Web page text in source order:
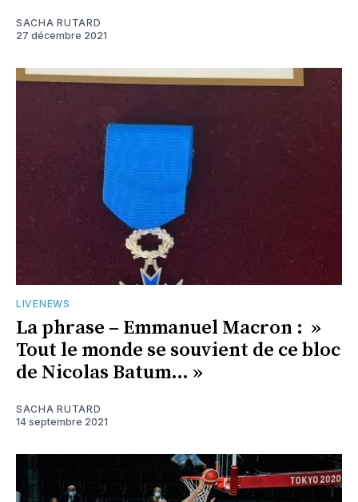
SACHA RUTARD
27 décembre 2021
LIVENEWS
La phrase – Emmanuel Macron : »
Tout le monde se souvient de ce bloc
de Nicolas Batum… »
SACHA RUTARD
14 septembre 2021